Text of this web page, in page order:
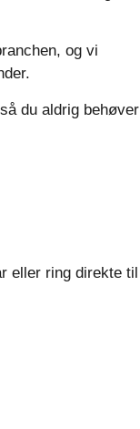
og vi
du aldrig behøver
eller ring direkte til